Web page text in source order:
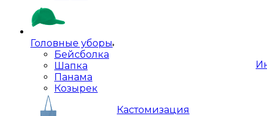
Головные уборы
Бейсболка
Шапка
Панама
Козырек
Кастомизация